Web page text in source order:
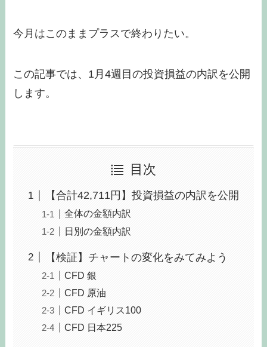
今月はこのままプラスで終わりたい。
この記事では、1月4週目の投資損益の内訳を公開
します。
目次
【合計42,711円】投資損益の内訳を公開
全体の金額内訳
日別の金額内訳
【検証】チャートの変化をみてみよう
CFD 銀
CFD 原油
CFD イギリス100
CFD 日本225